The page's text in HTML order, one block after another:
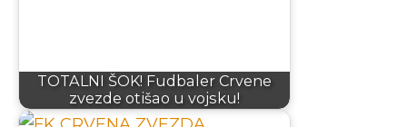
TOTALNI ŠOK! Fudbaler Crvene
zvezde otišao u vojsku!